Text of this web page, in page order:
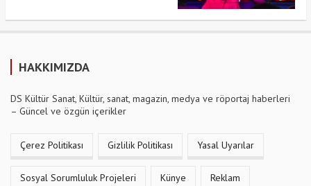
HAKKIMIZDA
DS Kültür Sanat, Kültür, sanat, magazin, medya ve röportaj haberleri
– Güncel ve özgün içerikler
Çerez Politikası Gizlilik Politikası Yasal Uyarılar
Sosyal Sorumluluk Projeleri Künye Reklam